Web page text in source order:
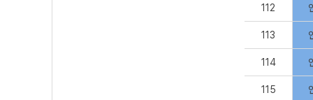
112
113
114
115